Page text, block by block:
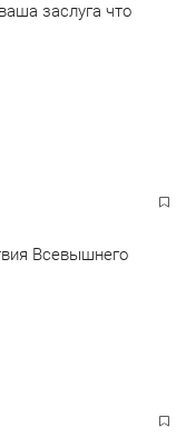
заслуга что
Всевышнего